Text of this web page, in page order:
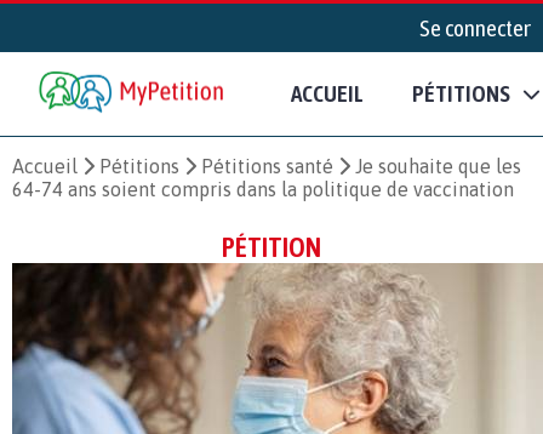
Se connecter
ACCUEIL PÉTITIONS
Accueil Pétitions Pétitions santé
Je souhaite que les
64-74 ans soient compris dans la politique de vaccination
PÉTITION